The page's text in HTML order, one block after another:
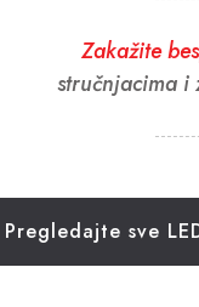
Zakažite
stručnjacima i
Pregledajte sve